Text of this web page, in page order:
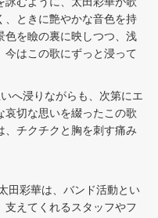
、ときに艶やかな音色を持
色を瞼の裏に映しつつ、浅
今はこの歌にずっと浸って
へ浸りながらも、次第にエ
哀切な思いを綴ったこの歌
、チクチクと胸を刺す痛み
田彩華は、バンド活動とい
支えてくれるスタッフやフ